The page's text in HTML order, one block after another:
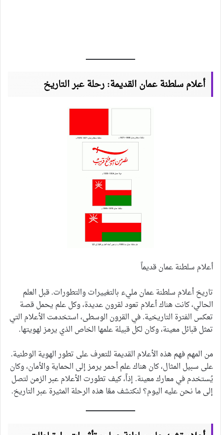
أعلام سلطنة عمان القديمة: رحلة عبر التاريخ
أعلام سلطنة عمان قديماً
تاريخ أعلام سلطنة عمان مليء بالتغييرات والتطورات. قبل العلم
الحالي، كانت هناك أعلام تعود لقرون عديدة، وكل علم يحمل قصة
تعكس الفترة التاريخية. في القرون الوسطى، استخدمت الأعلام التي
تمثل قبائل معينة، وكان لكل قبيلة علمها الخاص الذي يرمز لهويتها.
من المهم فهم هذه الأعلام القديمة للتعرف على تطور الهوية الوطنية.
على سبيل المثال، كان هناك علم أحمر يرمز إلى الحماية والأمان، وكان
يُستخدم في معارك معينة. إذاً، كيف تطورت الأعلام عبر الزمن لتصل
إلى ما نحن عليه اليوم؟ لنكتشف معًا هذه الرحلة المثيرة عبر التاريخ.